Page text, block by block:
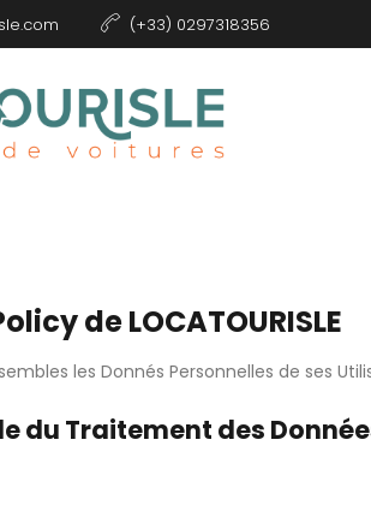
(+33) 0297318356
deLOCATOURISLE
les Donnés Personnelles de ses
du Traitement des